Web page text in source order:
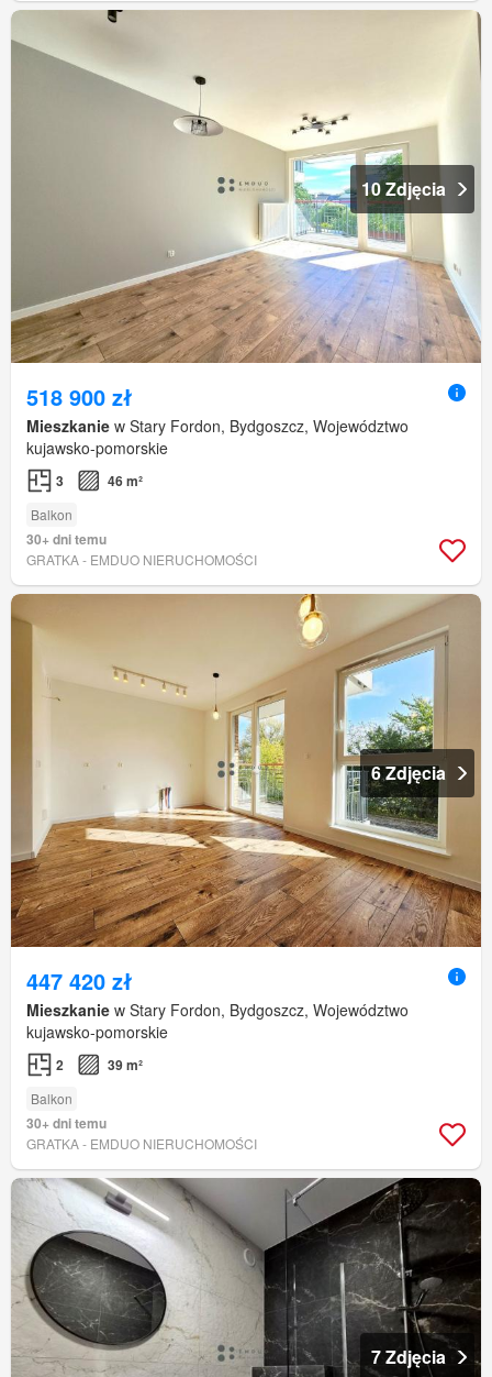
10 Zdjęcia
518 900 zł
Mieszkanie w Stary Fordon, Bydgoszcz, Województwo
kujawsko-pomorskie
3 46 m²
Balkon
30+ dni temu
GRATKA - EMDUO NIERUCHOMOŚCI
6 Zdjęcia
447 420 zł
Mieszkanie w Stary Fordon, Bydgoszcz, Województwo
kujawsko-pomorskie
2 39 m²
Balkon
30+ dni temu
GRATKA - EMDUO NIERUCHOMOŚCI
7 Zdjęcia